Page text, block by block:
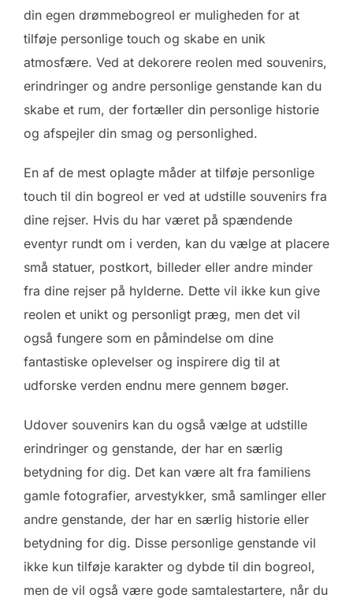
din egen drømmebogreol er muligheden for at
tilføje personlige touch og skabe en unik
atmosfære. Ved at dekorere reolen med souvenirs,
erindringer og andre personlige genstande kan du
skabe et rum, der fortæller din personlige historie
og afspejler din smag og personlighed.
En af de mest oplagte måder at tilføje personlige
touch til din bogreol er ved at udstille souvenirs fra
dine rejser. Hvis du har været på spændende
eventyr rundt om i verden, kan du vælge at placere
små statuer, postkort, billeder eller andre minder
fra dine rejser på hylderne. Dette vil ikke kun give
reolen et unikt og personligt præg, men det vil
også fungere som en påmindelse om dine
fantastiske oplevelser og inspirere dig til at
udforske verden endnu mere gennem bøger.
Udover souvenirs kan du også vælge at udstille
erindringer og genstande, der har en særlig
betydning for dig. Det kan være alt fra familiens
gamle fotografier, arvestykker, små samlinger eller
andre genstande, der har en særlig historie eller
betydning for dig. Disse personlige genstande vil
ikke kun tilføje karakter og dybde til din bogreol,
men de vil også være gode samtalestartere, når du